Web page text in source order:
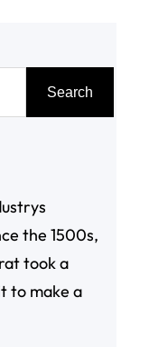
Search
the 1500s,
took a
to make a